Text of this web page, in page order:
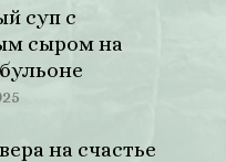
суп с
сыром на
на счастье